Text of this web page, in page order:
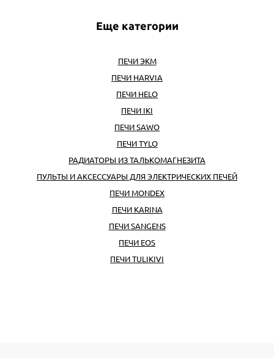
Еще категории
ПЕЧИ ЭКМ
ПЕЧИ HARVIA
ПЕЧИ HELO
ПЕЧИ IKI
ПЕЧИ SAWO
ПЕЧИ TYLO
РАДИАТОРЫ ИЗ ТАЛЬКОМАГНЕЗИТА
ПУЛЬТЫ И АКСЕССУАРЫ ДЛЯ ЭЛЕКТРИЧЕСКИХ ПЕЧЕЙ
ПЕЧИ MONDEX
ПЕЧИ KARINA
ПЕЧИ SANGENS
ПЕЧИ EOS
ПЕЧИ TULIKIVI